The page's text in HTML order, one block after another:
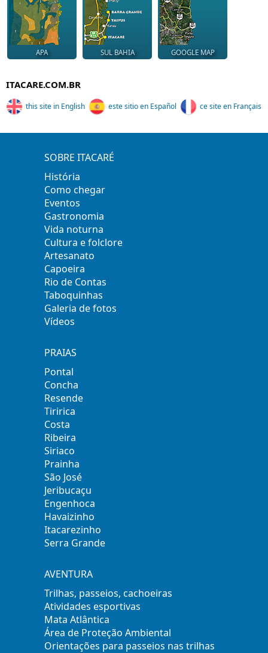
APA SUL BAHIA GOOGLE MAP
ITACARE.COM.BR
this site in English este sitio en Español ce site en Français
SOBRE ITACARÉ
História
Como chegar
Eventos
Gastronomia
Vida noturna
Cultura e folclore
Artesanato
Capoeira
Rio de Contas
Taboquinhas
Galeria de fotos
Vídeos
PRAIAS
Pontal
Concha
Resende
Tiririca
Costa
Ribeira
Siriaco
Prainha
São José
Jeribucaçu
Engenhoca
Havaizinho
Itacarezinho
Serra Grande
AVENTURA
Trilhas, passeios, cachoeiras
Atividades esportivas
Mata Atlântica
Área de Proteção Ambiental
Orientações para passeios nas trilhas